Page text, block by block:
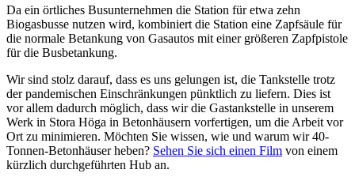
Da ein örtliches Busunternehmen die Station für etwa zehn
Biogasbusse nutzen wird, kombiniert die Station eine Zapfsäule für
die normale Betankung von Gasautos mit einer größeren Zapfpistole
für die Busbetankung.
Wir sind stolz darauf, dass es uns gelungen ist, die Tankstelle trotz
der pandemischen Einschränkungen pünktlich zu liefern. Dies ist
vor allem dadurch möglich, dass wir die Gastankstelle in unserem
Werk in Stora Höga in Betonhäusern vorfertigen, um die Arbeit vor
Ort zu minimieren. Möchten Sie wissen, wie und warum wir 40-
Tonnen-Betonhäuser heben? Sehen Sie sich einen Film von einem
kürzlich durchgeführten Hub an.